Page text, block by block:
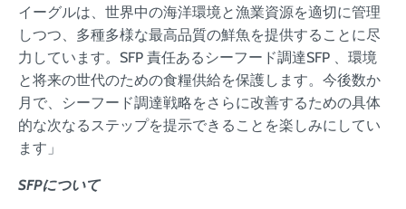
イーグルは、世界中の海洋環境と漁業資源を適切に管理
しつつ、多種多様な最高品質の鮮魚を提供することに尽
力しています。SFP 責任あるシーフード調達SFP 、環境
と将来の世代のための食糧供給を保護します。今後数か
月で、シーフード調達戦略をさらに改善するための具体
的な次なるステップを提示できることを楽しみにしてい
ます」
SFPについて